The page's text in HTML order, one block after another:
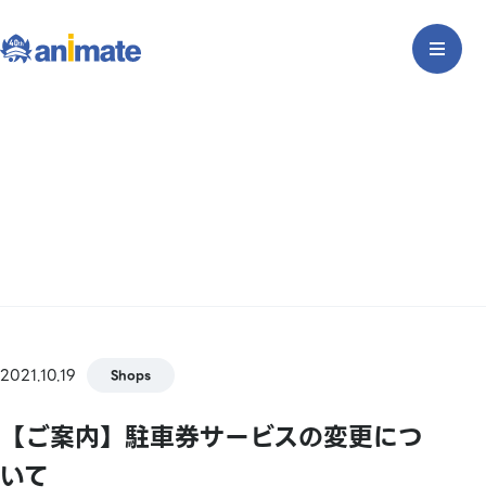
2021.10.19 Shops
【ご案内】駐車券サービスの変更につ
いて